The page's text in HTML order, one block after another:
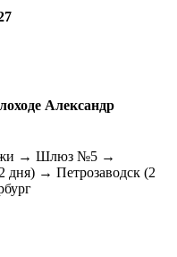
Александр
→ Шлюз №5 →
дня) → Петрозаводск (2